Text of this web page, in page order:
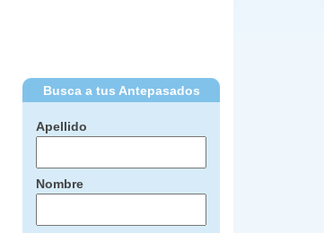
Busca a tus Antepasados
Apellido
Nombre